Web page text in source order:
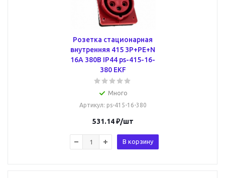
Розетка стационарная
внутренняя 415 3Р+РЕ+N
16А 380В IP44 ps-415-16-
380 EKF
Много
Артикул: ps-415-16-380
531.14₽/шт
В корзину